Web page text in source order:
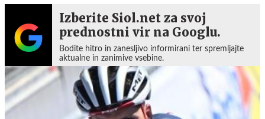
Izberite Siol.net za svoj
prednostni vir na Googlu.
Bodite hitro in zanesljivo informirani ter spremljajte
aktualne in zanimive vsebine.